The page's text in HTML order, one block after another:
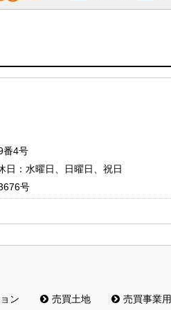
番4号
日：水曜日、日曜日、祝日
号
ン 売買土地 売買事業用